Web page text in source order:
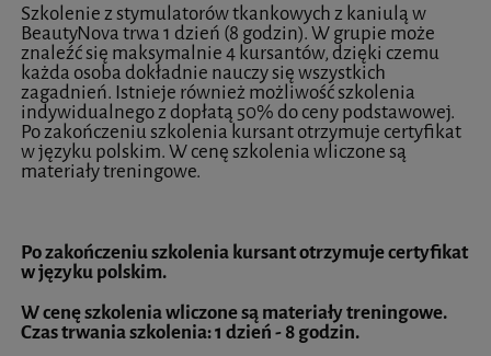
Szkolenie z stymulatorów tkankowych z kaniulą w
BeautyNova trwa 1 dzień (8 godzin). W grupie może
znaleźć się maksymalnie 4 kursantów, dzięki czemu
każda osoba dokładnie nauczy się wszystkich
zagadnień. Istnieje również możliwość szkolenia
indywidualnego z dopłatą 50% do ceny podstawowej.
Po zakończeniu szkolenia kursant otrzymuje certyfikat
w języku polskim. W cenę szkolenia wliczone są
materiały treningowe.
Po zakończeniu szkolenia kursant otrzymuje certyfikat
w języku polskim.
W cenę szkolenia wliczone są materiały treningowe.
Czas trwania szkolenia: 1 dzień - 8 godzin.